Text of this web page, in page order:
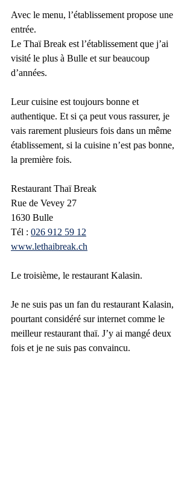
Avec le menu, l’établissement propose une
entrée.
Le Thaï Break est l’établissement que j’ai
visité le plus à Bulle et sur beaucoup
d’années.
Leur cuisine est toujours bonne et
authentique. Et si ça peut vous rassurer, je
vais rarement plusieurs fois dans un même
établissement, si la cuisine n’est pas bonne,
la première fois.
Restaurant Thaï Break
Rue de Vevey 27
1630 Bulle
Tél : 026 912 59 12
www.lethaibreak.ch
Le troisième, le restaurant Kalasin.
Je ne suis pas un fan du restaurant Kalasin,
pourtant considéré sur internet comme le
meilleur restaurant thaï. J’y ai mangé deux
fois et je ne suis pas convaincu.